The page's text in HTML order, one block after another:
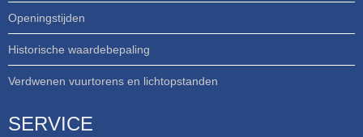
Openingstijden
Historische waardebepaling
Verdwenen vuurtorens en lichtopstanden
SERVICE